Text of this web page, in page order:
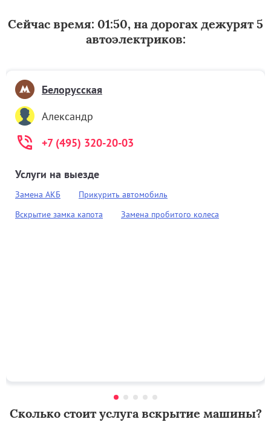
Сейчас время: 01:50, на дорогах дежурят 5
автоэлектриков:
Белорусская
Александр
+7 (495) 320-20-03
Услуги на выезде
Замена АКБ
Прикурить автомобиль
Вскрытие замка капота
Замена пробитого колеса
Сколько стоит услуга вскрытие машины?